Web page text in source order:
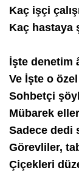
Kaç işçi
Kaç hastaya
İşte denetim
Ve İşte o
Sohbetçi
Mübarek
Sadece dedi
Görevliler,
Çiçekleri